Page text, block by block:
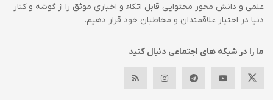
علمی و دانش محور محتوایی قابل اتکاء و اخباری موثق را از گوشه و کنار
دنیا در اختیار علاقمندان و مخاطبان خود قرار دهیم.
ما را در شبکه های اجتماعی دنبال کنید